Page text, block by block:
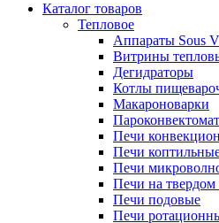
Каталог товаров
Тепловое
Аппараты Sous
Витрины
Дегидраторы
Котлы
Макароноварки
Печи
Печи
Печи
Печи на твердом
Печи подовые
Печи